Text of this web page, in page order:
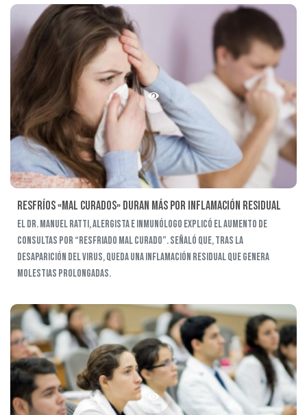
Resfríos «mal curados» duran más por inflamación residual
El Dr. Manuel Ratti, alergista e inmunólogo explicó el aumento de
consultas por “resfriado mal curado”. Señaló que, tras la
desaparición del virus, queda una inflamación residual que genera
molestias prolongadas.